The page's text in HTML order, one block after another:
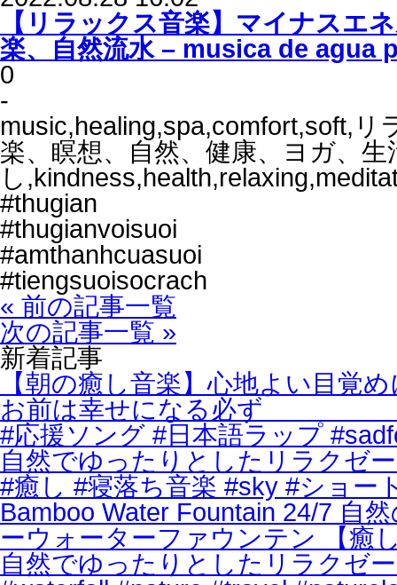
【リラックス音楽】マイナスエ
楽、自然流水 – musica de agua
0
-
music,healing,spa,comfort,soft,
楽、瞑想、自然、健康、ヨガ、
し
#thugian
#thugianvoisuoi
#amthanhcuasuoi
#tiengsuoisocrach
« 前の記事一覧
次の記事一覧 »
新着記事
【朝の癒し音楽】心地よい目覚
お前は幸せになる必
#応援ソング #日本語ラップ
自然でゆったりとしたリラクゼ
#癒し #寝落ち音楽 #sky #ショー
Bamboo Water Fountain 24/7 自
ーウォーターファウンテン 【癒
自然でゆったりとしたリラクゼ